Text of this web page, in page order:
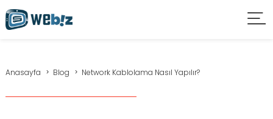
Anasayfa Blog Network Kablolama Nasıl Yapılır?